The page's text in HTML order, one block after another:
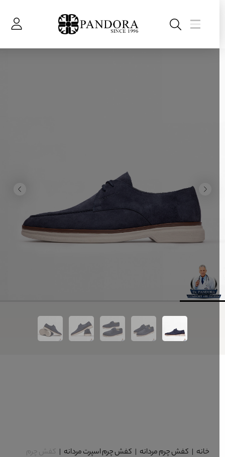
خانه | کفش چرم مردانه| کفش چرم اسپرت مردانه| کفش چرم